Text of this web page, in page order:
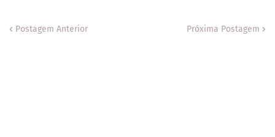
Postagem Anterior Próxima Postagem